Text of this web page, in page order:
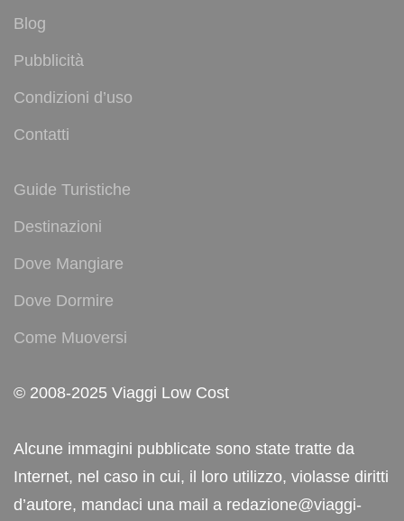
Blog
Pubblicità
Condizioni d’uso
Contatti
Guide Turistiche
Destinazioni
Dove Mangiare
Dove Dormire
Come Muoversi
© 2008-2025 Viaggi Low Cost
Alcune immagini pubblicate sono state tratte da
Internet, nel caso in cui, il loro utilizzo, violasse diritti
d’autore, mandaci una mail a redazione@viaggi-